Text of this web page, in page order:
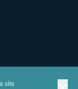
site dei Cookie